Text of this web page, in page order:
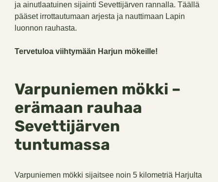
ja ainutlaatuinen sijainti Sevettijärven rannalla. Täällä
pääset irrottautumaan arjesta ja nauttimaan Lapin
luonnon rauhasta.
Tervetuloa viihtymään Harjun mökeille!
Varpuniemen mökki –
erämaan rauhaa
Sevettijärven
tuntumassa
Varpuniemen mökki sijaitsee noin 5 kilometriä Harjulta